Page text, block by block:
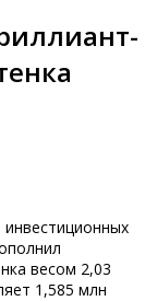
весом 2,03
1,585 млн